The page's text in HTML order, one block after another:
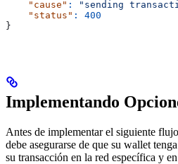
    "cause"
:
"sending
    "status"
:
400
}
Implementando
Antes de implementar el siguiente
debe asegurarse de que su wallet
su transacción en la red específica y